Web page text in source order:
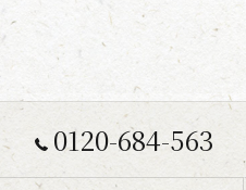
0120-684-563